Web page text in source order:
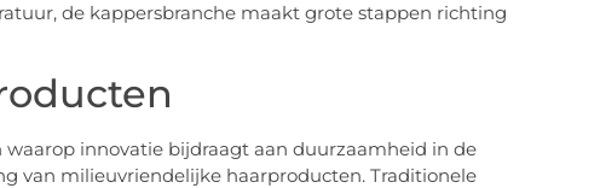
de kappersbranche maakt grote stappen richting
innovatie bijdraagt aan duurzaamheid in de
van milieuvriendelijke haarproducten. Traditionele